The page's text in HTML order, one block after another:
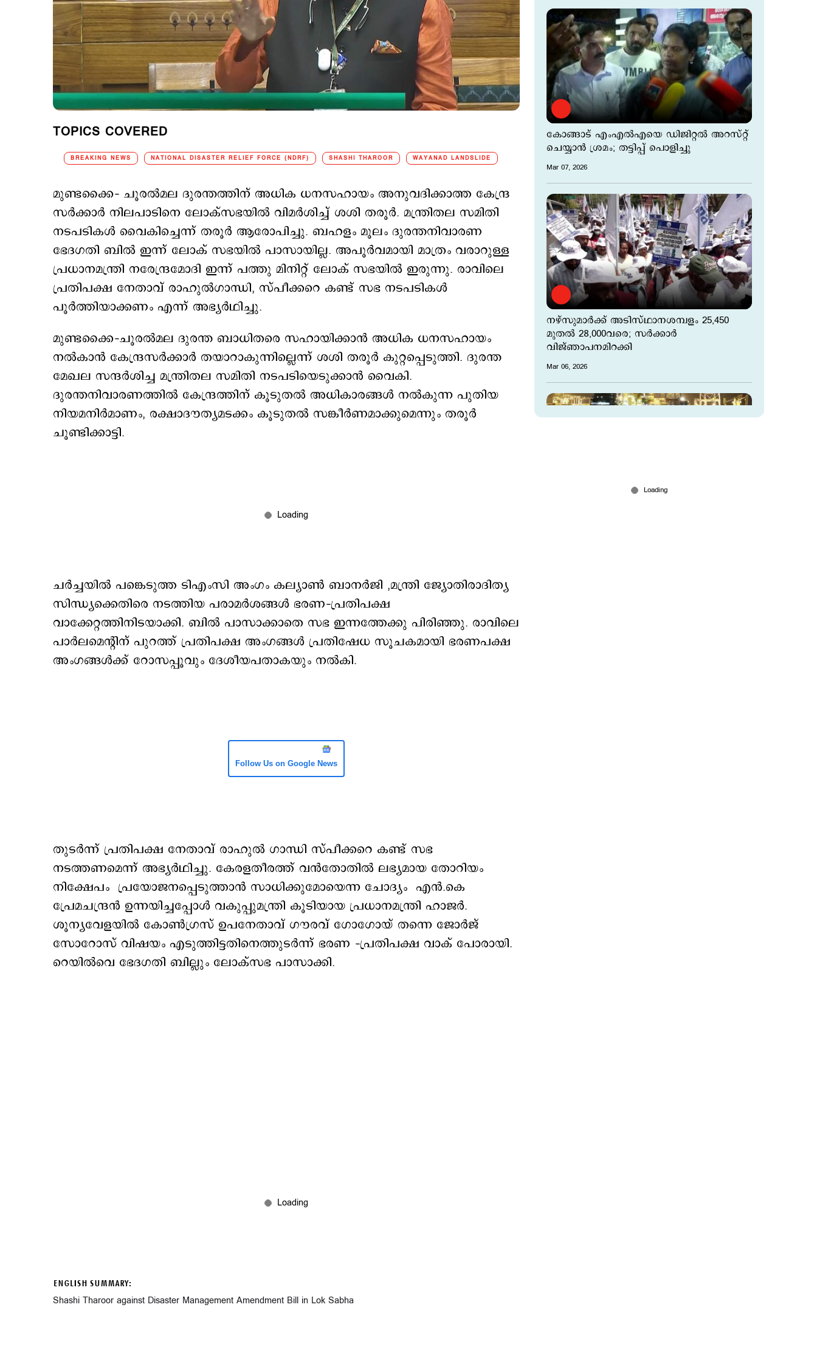
TOPICS COVERED
BREAKING NEWS NATIONAL DISASTER RELIEF FORCE (NDRF) SHASHI THAROOR WAYANAD LANDSLIDE
മുണ്ടക്കൈ– ചൂരല്‍മല ദുരന്തത്തിന് അധിക ധനസഹായം അനുവദിക്കാത്ത കേന്ദ്ര
സര്‍ക്കാര്‍ നിലപാടിനെ ലോക്സഭയില്‍ വിമര്‍ശിച്ച് ശശി തരൂര്‍. മന്ത്രിതല സമിതി
നടപടികള്‍ വൈകിച്ചെന്ന് തരൂര്‍ ആരോപിച്ചു. ബഹളം മൂലം ദുരന്തനിവാരണ
ഭേദഗതി ബില്‍ ഇന്ന് ലോക് സഭയില്‍ പാസായില്ല. അപൂർവമായി മാത്രം വരാറുള്ള
പ്രധാനമന്ത്രി നരേന്ദ്രമോദി ഇന്ന് പത്തു മിനിറ്റ് ലോക് സഭയിൽ ഇരുന്നു. രാവിലെ
പ്രതിപക്ഷ നേതാവ് രാഹുല്‍ഗാന്ധി, സ്പീക്കറെ കണ്ട് സഭ നടപടികള്‍
പൂര്‍ത്തിയാക്കണം എന്ന് അഭ്യര്‍ഥിച്ചു.
മുണ്ടക്കൈ–ചൂരല്‍മല ദുരന്ത ബാധിതരെ സഹായിക്കാന്‍ അധിക ധനസഹായം
നല്‍കാന്‍ കേന്ദ്രസര്‍ക്കാര്‍ തയാറാകുന്നില്ലെന്ന് ശശി തരൂര്‍ കുറ്റപ്പെടുത്തി. ദുരന്ത
മേഖല സന്ദര്‍ശിച്ച മന്ത്രിതല സമിതി നടപടിയെടുക്കാന്‍ വൈകി.
ദുരന്തനിവാരണത്തില്‍ കേന്ദ്രത്തിന് കൂടുതല്‍ അധികാരങ്ങള്‍ നല്‍കുന്ന പുതിയ
നിയമനിര്‍മാണം, രക്ഷാദൗത്യമടക്കം കൂടുതല്‍ സങ്കീര്‍ണമാക്കുമെന്നും തരൂര്‍
ചൂണ്ടിക്കാട്ടി.
ചര്‍ച്ചയില്‍ പങ്കെടുത്ത ടിഎംസി അംഗം കല്യാണ്‍ ബാനര്‍ജി ,മന്ത്രി ജ്യോതിരാദിത്യ
സിന്ധ്യക്കെതിരെ നടത്തിയ പരാമര്‍ശങ്ങള്‍ ഭരണ–പ്രതിപക്ഷ
വാക്കേറ്റത്തിനിടയാക്കി. ബില്‍ പാസാക്കാതെ സഭ ഇന്നത്തേക്കു പിരിഞ്ഞു. രാവിലെ
പാര്‍ലമെന്‍റിന് പുറത്ത് പ്രതിപക്ഷ അംഗങ്ങള്‍ പ്രതിഷേധ സൂചകമായി ഭരണപക്ഷ
അംഗങ്ങള്‍ക്ക് റോസപ്പൂവും ദേശീയപതാകയും നല്‍കി.
Follow Us on Google News
തുടര്‍ന്ന് പ്രതിപക്ഷ നേതാവ് രാഹുൽ ഗാന്ധി സ്പീക്കറെ കണ്ട് സഭ
നടത്തണമെന്ന് അഭ്യർഥിച്ചു. കേരളതീരത്ത് വന്‍തോതില്‍ ലഭ്യമായ തോറിയം
നിക്ഷേപം പ്രയോജനപ്പെടുത്താന്‍ സാധിക്കുമോയെന്ന ചോദ്യം എൻ.കെ
പ്രേമചന്ദ്രൻ ഉന്നയിച്ചപ്പോള്‍ വകുപ്പുമന്ത്രി കൂടിയായ പ്രധാനമന്ത്രി ഹാജർ.
ശൂന്യവേളയിൽ കോണ്‍ഗ്രസ് ഉപനേതാവ് ഗൗരവ് ഗോഗോയ് തന്നെ ജോര്‍ജ്
സോറോസ് വിഷയം എടുത്തിട്ടതിനെത്തുടര്‍ന്ന് ഭരണ –പ്രതിപക്ഷ വാക് പോരായി.
റെയില്‍വെ ഭേദഗതി ബില്ലും ലോക്സഭ പാസാക്കി.
ENGLISH SUMMARY:
Shashi Tharoor against Disaster Management Amendment Bill in Lok Sabha
കോങ്ങാട് എംഎല്‍എയെ ഡിജിറ്റല്‍ അറസ്റ്റ്
ചെയ്യാന്‍ ശ്രമം; തട്ടിപ്പ് പൊളിച്ചു
Mar 07, 2026
നഴ്സുമാര്‍ക്ക് അടിസ്ഥാനശമ്പളം 25,450
മുതല്‍ 28,000വരെ; സര്‍ക്കാര്‍
വിജ്ഞാപനമിറക്കി
Mar 06, 2026